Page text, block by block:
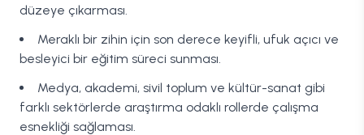
düzeye çıkarması.
Meraklı bir zihin için son derece keyifli, ufuk açıcı ve
besleyici bir eğitim süreci sunması.
Medya, akademi, sivil toplum ve kültür-sanat gibi
farklı sektörlerde araştırma odaklı rollerde çalışma
esnekliği sağlaması.